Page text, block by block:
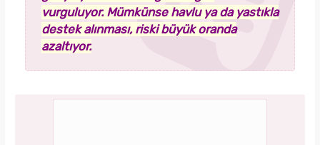
vurguluyor. Mümkünse havlu ya da yastıkla
destek alınması, riski büyük oranda
azaltıyor.